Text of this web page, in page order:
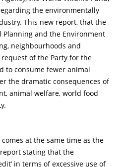
the environmentally
This new report, that the
Planning and the Environment
neighbourhoods and
of the Party for the
to consume fewer animal
the dramatic consequences of
animal welfare, world food
at the same time as the
stating that the
in terms of excessive use of